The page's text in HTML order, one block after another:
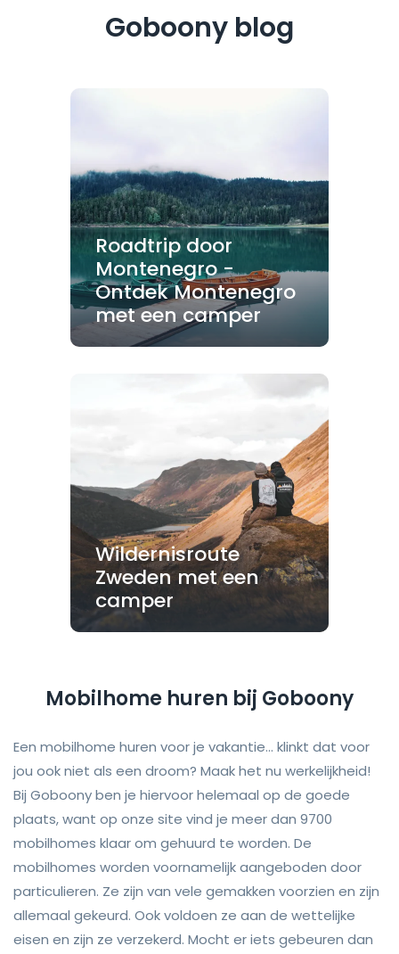
Goboony blog
Roadtrip door
Montenegro -
Ontdek Montenegro
met een camper
Wildernisroute
Zweden met een
camper
Mobilhome huren bij Goboony
Een mobilhome huren voor je vakantie... klinkt dat voor
jou ook niet als een droom? Maak het nu werkelijkheid!
Bij Goboony ben je hiervoor helemaal op de goede
plaats, want op onze site vind je meer dan 9700
mobilhomes klaar om gehuurd te worden. De
mobilhomes worden voornamelijk aangeboden door
particulieren. Ze zijn van vele gemakken voorzien en zijn
allemaal gekeurd. Ook voldoen ze aan de wettelijke
eisen en zijn ze verzekerd. Mocht er iets gebeuren dan